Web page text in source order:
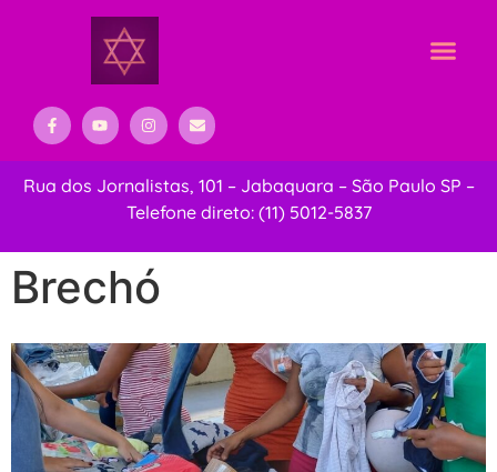
Rua dos Jornalistas, 101 – Jabaquara – São Paulo SP –
Telefone direto: (11) 5012-5837
Brechó